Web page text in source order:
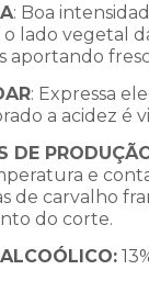
: Boa
o lado vegetal
aportando
: Expressa
a acidez é
DE
e
de carvalho
do corte.